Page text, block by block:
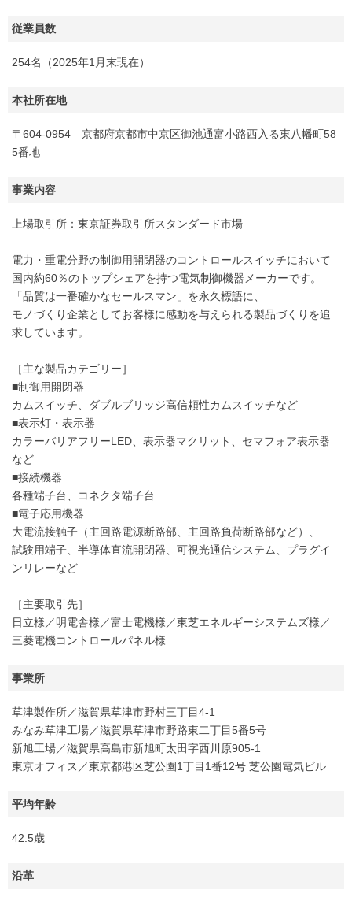
従業員数
254名（2025年1月末現在）
本社所在地
〒604-0954 京都府京都市中京区御池通富小路西入る東八幡町58
5番地
事業内容
上場取引所：東京証券取引所スタンダード市場
電力・重電分野の制御用開閉器のコントロールスイッチにおいて
国内約60％のトップシェアを持つ電気制御機器メーカーです。
「品質は一番確かなセールスマン」を永久標語に、
モノづくり企業としてお客様に感動を与えられる製品づくりを追
求しています。
［主な製品カテゴリー］
■制御用開閉器
カムスイッチ、ダブルブリッジ高信頼性カムスイッチなど
■表示灯・表示器
カラーバリアフリーLED、表示器マクリット、セマフォア表示器
など
■接続機器
各種端子台、コネクタ端子台
■電子応用機器
大電流接触子（主回路電源断路部、主回路負荷断路部など）、
試験用端子、半導体直流開閉器、可視光通信システム、プラグイ
ンリレーなど
［主要取引先］
日立様／明電舎様／富士電機様／東芝エネルギーシステムズ様／
三菱電機コントロールパネル様
事業所
草津製作所／滋賀県草津市野村三丁目4-1
みなみ草津工場／滋賀県草津市野路東二丁目5番5号
新旭工場／滋賀県高島市新旭町太田字西川原905-1
東京オフィス／東京都港区芝公園1丁目1番12号 芝公園電気ビル
平均年齢
42.5歳
沿革